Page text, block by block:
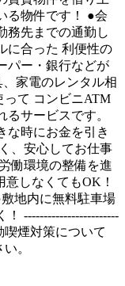
る物件です！ ●会
務先までの通勤し
に合った 利便性の
パー・銀行などが
家電のレンタル相
て コンビニATM
サービスです。
な時にお金を引き
、安心してお仕事
働環境の整備を進
しなくてもOK！
地内に無料駐車場
------------------------
喫煙対策について
。